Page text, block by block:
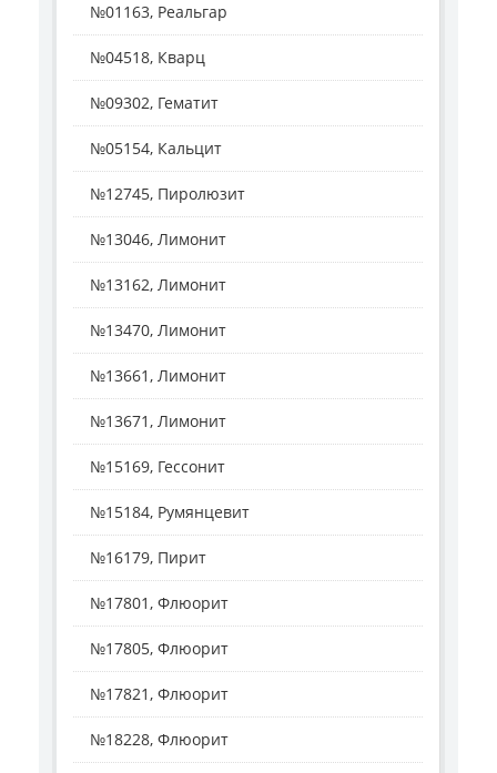
№01163, Реальгар
№04518, Кварц
№09302, Гематит
№05154, Кальцит
№12745, Пиролюзит
№13046, Лимонит
№13162, Лимонит
№13470, Лимонит
№13661, Лимонит
№13671, Лимонит
№15169, Гессонит
№15184, Румянцевит
№16179, Пирит
№17801, Флюорит
№17805, Флюорит
№17821, Флюорит
№18228, Флюорит